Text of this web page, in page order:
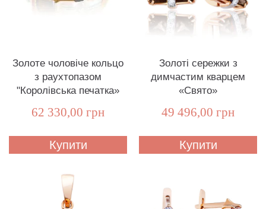
Золоте чоловіче кольцо
з раухтопазом
"Королівська печатка»
62 330,00 грн
Купити
Золоті сережки з
димчастим кварцем
«Свято»
49 496,00 грн
Купити